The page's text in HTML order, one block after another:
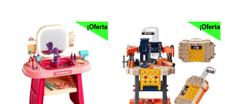
¡Oferta! ¡Oferta!